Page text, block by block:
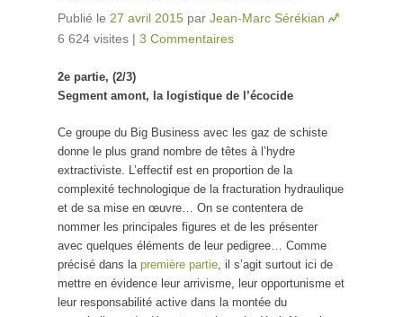
Publié le 27 avril 2015 par Jean-Marc Sérékian
6 624 visites | 3 Commentaires
2e partie, (2/3)
Segment amont, la logistique de l’écocide
Ce groupe du Big Business avec les gaz de schiste
donne le plus grand nombre de têtes à l’hydre
extractiviste. L’effectif est en proportion de la
complexité technologique de la fracturation hydraulique
et de sa mise en œuvre… On se contentera de
nommer les principales figures et de les présenter
avec quelques éléments de leur pedigree… Comme
précisé dans la première partie , il s’agit surtout ici de
mettre en évidence leur arrivisme, leur opportunisme et
leur responsabilité active dans la montée du